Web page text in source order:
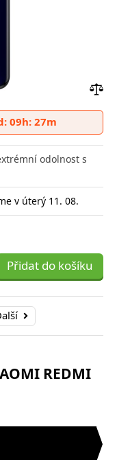
do
09h: 27m
odolnost s
v úterý 11. 08.
Přidat do košíku
REDMI